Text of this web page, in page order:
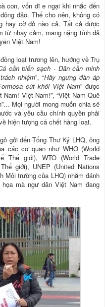
con, vốn dĩ e ngại khi nhắc đến
đảo. Thế cho nên, không có
hay cờ đỏ nào cả. Tất cả được
từ nhạy cảm, mang nặng tính đả
Việt Nam!
loạt trương lên, hướng về Trụ
cần biển sạch - Dân cần minh
nhiệm”, “Hãy ngưng đàn áp
cút khỏi Việt Nam” được
Việt Nam!”, “Việt Nam Quê
Mọi người mong muốn chia sẻ
và yêu cầu chính quyền phải
hiện tượng cá chết hàng loạt.
gởi đến Tổng Thư Ký LHQ, ông
các cơ quan như WHO (World
Thế giới), WTO (World Trade
giới), UNEP (United Nations
Môi trường của LHQ) nhằm đánh
mà ngư dân Việt Nam đang